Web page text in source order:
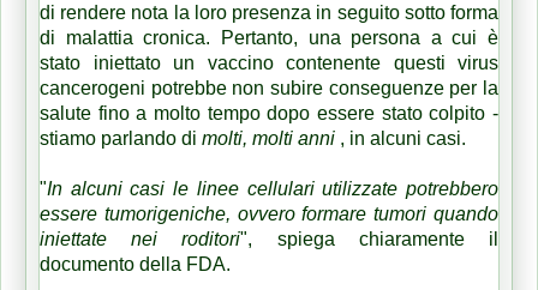
di rendere nota la loro presenza in seguito sotto forma
di malattia cronica.
Pertanto, una persona a cui è
stato iniettato un vaccino contenente questi virus
cancerogeni potrebbe non subire conseguenze per la
salute fino a molto tempo dopo essere stato colpito -
stiamo parlando di molti, molti anni , in alcuni casi.
"In alcuni casi le linee cellulari utilizzate potrebbero
essere tumorigeniche, ovvero formare tumori quando
iniettate nei roditori", spiega chiaramente il
documento della FDA.